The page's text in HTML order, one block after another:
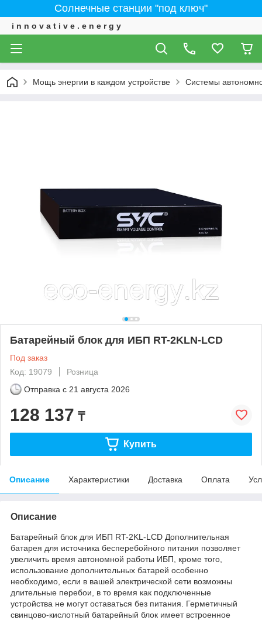
Солнечные станции "под ключ"
i n n o v a t i v e . e n e r g y
Мощь энергии в каждом устройстве Системы
Батарейный блок для ИБП RT-2KLN-LCD
Под заказ
Код: 19079
Розница
Отправка с 21 августа 2026
128 137 ₸
Купить
Описание Характеристики Доставка Оплата
Описание
Батарейный блок для ИБП RT-2KL-LCD Дополнительная
батарея для источника бесперебойного питания позволяет
увеличить время автономной работы ИБП, кроме того,
использование дополнительных батарей особенно
необходимо, если в вашей электрической сети возможны
длительные перебои, в то время как подключенные
устройства не могут оставаться без питания. Герметичный
свинцово-кислотный батарейный блок имеет встроенное